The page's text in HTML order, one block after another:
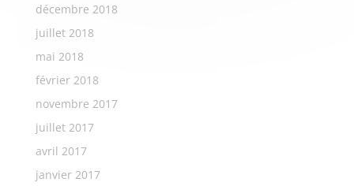
décembre 2018
juillet 2018
mai 2018
février 2018
novembre 2017
juillet 2017
avril 2017
janvier 2017